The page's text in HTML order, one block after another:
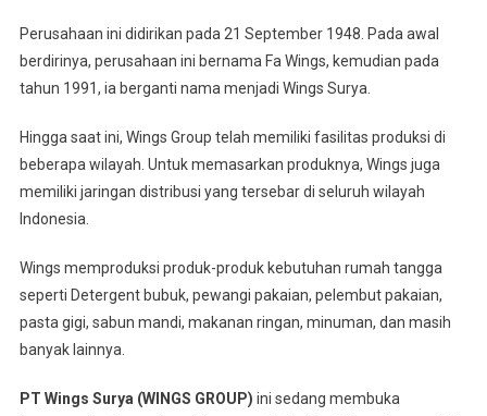
Perusahaan ini didirikan pada 21 September 1948. Pada awal
berdirinya, perusahaan ini bernama Fa Wings, kemudian pada
tahun 1991, ia berganti nama menjadi Wings Surya.
Hingga saat ini, Wings Group telah memiliki fasilitas produksi di
beberapa wilayah. Untuk memasarkan produknya, Wings juga
memiliki jaringan distribusi yang tersebar di seluruh wilayah
Indonesia.
Wings memproduksi produk-produk kebutuhan rumah tangga
seperti Detergent bubuk, pewangi pakaian, pelembut pakaian,
pasta gigi, sabun mandi, makanan ringan, minuman, dan masih
banyak lainnya.
PT Wings Surya (WINGS GROUP) ini sedang membuka